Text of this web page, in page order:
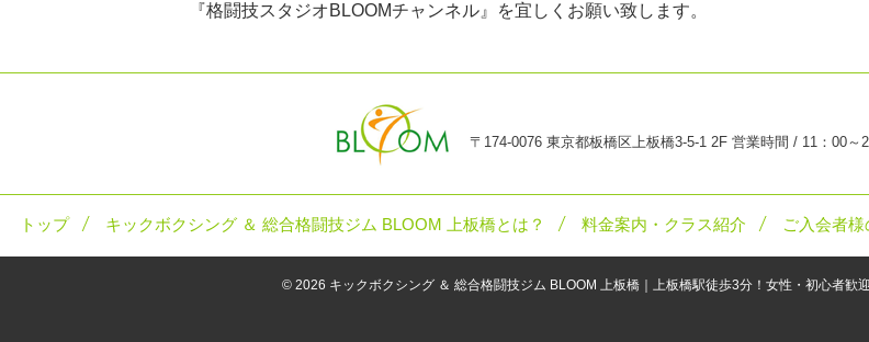
『格闘技スタジオBLOOMチャンネル』を宜しくお願い致します。
〒174-0076 東京都板橋区上板橋3-5-1 2F 営業時間 / 11：00
トップ キックボクシング ＆ 総合格闘技ジム BLOOM 上板橋とは？ 料金案内・クラス紹介 ご入会者様
© 2026 キックボクシング ＆ 総合格闘技ジム BLOOM 上板橋｜上板橋駅徒歩3分！女性・初心者歓